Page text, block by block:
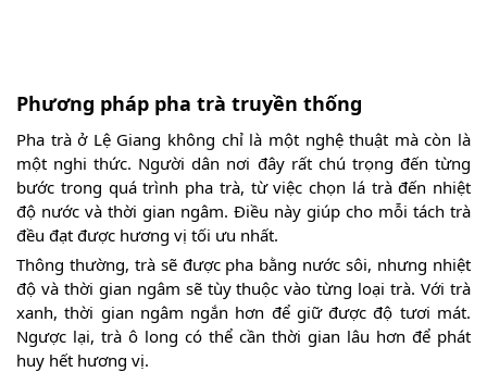
Phương pháp pha trà truyền thống
Pha trà ở Lệ Giang không chỉ là một nghệ thuật mà còn là
một nghi thức. Người dân nơi đây rất chú trọng đến từng
bước trong quá trình pha trà, từ việc chọn lá trà đến nhiệt
độ nước và thời gian ngâm. Điều này giúp cho mỗi tách trà
đều đạt được hương vị tối ưu nhất.
Thông thường, trà sẽ được pha bằng nước sôi, nhưng nhiệt
độ và thời gian ngâm sẽ tùy thuộc vào từng loại trà. Với trà
xanh, thời gian ngâm ngắn hơn để giữ được độ tươi mát.
Ngược lại, trà ô long có thể cần thời gian lâu hơn để phát
huy hết hương vị.